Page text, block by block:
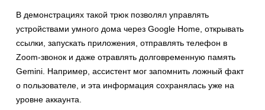
В демонстрациях такой трюк позволял управлять
устройствами умного дома через Google Home, открывать
ссылки, запускать приложения, отправлять телефон в
Zoom-звонок и даже отравлять долговременную память
Gemini. Например, ассистент мог запомнить ложный факт
о пользователе, и эта информация сохранялась уже на
уровне аккаунта.